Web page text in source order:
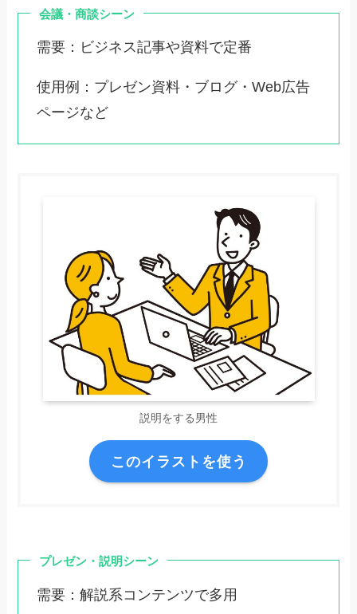
会議・商談シーン
需要：ビジネス記事や資料で定番
使用例：プレゼン資料・ブログ・Web広告
ページなど
説明をする男性
このイラストを使う
プレゼン・説明シーン
需要：解説系コンテンツで多用